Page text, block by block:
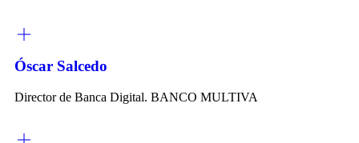
Óscar Salcedo
Director de Banca Digital. BANCO MULTIVA